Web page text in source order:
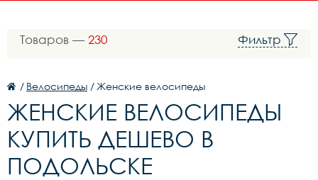
Товаров — 230 Фильтр
/ Велосипеды / Женские велосипеды
ЖЕНСКИЕ ВЕЛОСИПЕДЫ
КУПИТЬ ДЕШЕВО В
ПОДОЛЬСКЕ